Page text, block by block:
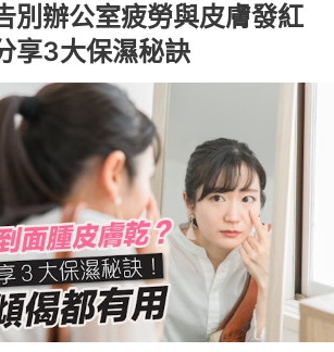
別辦公室疲勞與皮膚發紅
享3大保濕秘訣